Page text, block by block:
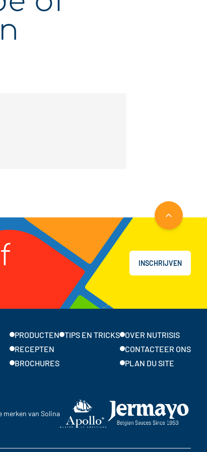
NAAR
INSCHRIJVEN
PRODUCTEN
RECEPTEN
BROCHURES
TIPS EN TRICKS OVER NUTRISIS
CONTACTEER ONS
PLAN DU SITE
merken van Solina